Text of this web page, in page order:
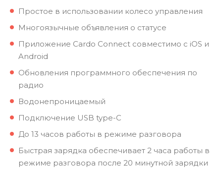
Простое в использовании колесо управления
Многоязычные объявления о статусе
Приложение Cardo Connect совместимо с iOS и
Android
Обновления программного обеспечения по
радио
Водонепроницаемый
Подключение USB type-C
До 13 часов работы в режиме разговора
Быстрая зарядка обеспечивает 2 часа работы в
режиме разговора после 20 минутной зарядки